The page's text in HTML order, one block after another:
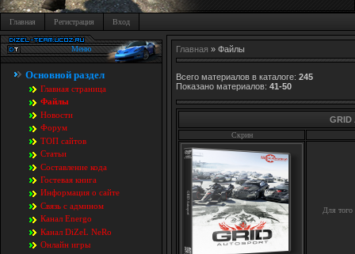
Главная Регистрация Вход
Меню
Основной раздел
Главная страница
Файлы
Новости
Форум
TOП сайтов
Статьи
Составление кода
Гостевая книга
Информация о сайте
Связь с админом
Канал Energo
Канал DiZeL NeRo
Онлайн игры
Главная » Файлы
Всего материалов в каталоге: 245
Показано материалов: 41-50
GRID
Скрин
Для того